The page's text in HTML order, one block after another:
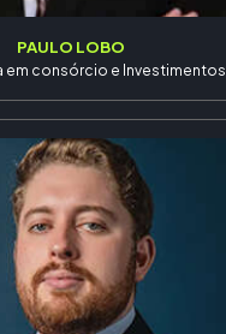
PAULO LOBO
em consórcio e Investimentos